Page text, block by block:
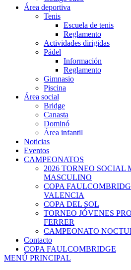
Área deportiva
Tenis
Escuela de tenis
Reglamento
Actividades dirigidas
Pádel
Información
Reglamento
Gimnasio
Piscina
Área social
Bridge
Canasta
Dominó
Área infantil
Noticias
Eventos
CAMPEONATOS
2026 TORNEO SOCIAL
MASCULINO
COPA
VALENCIA
COPA DEL SOL
TORNEO JÓVENES
FERRER
CAMPEONATO
Contacto
COPA FAULCOMBRIDGE
MENÚ PRINCIPAL